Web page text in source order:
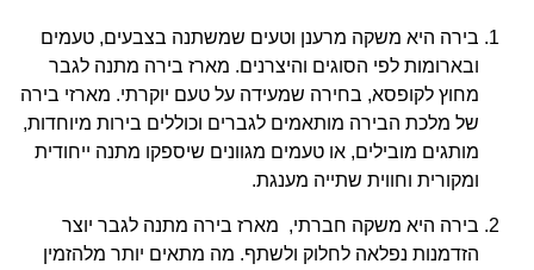
בירה היא משקה מרענן וטעים שמשתנה בצבעים, טעמים
ובארומות לפי הסוגים והיצרנים. מארז בירה מתנה לגבר
מחוץ לקופסא, בחירה שמעידה על טעם יוקרתי. מארזי בירה
של מלכת הבירה מותאמים לגברים וכוללים בירות מיוחדות,
מותגים מובילים, או טעמים מגוונים שיספקו מתנה ייחודית
ומקורית וחווית שתייה מענגת.
בירה היא משקה חברתי, מארז בירה מתנה לגבר יוצר
הזדמנות נפלאה לחלוק ולשתף. מה מתאים יותר מלהזמין